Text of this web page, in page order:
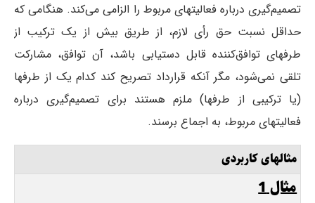
تصمیم‌گیری درباره فعالیتهای مربوط را الزامی می‌کند. هنگامی که
حداقل نسبت حق رأی لازم، از طریق بیش از یک ترکیب از
طرفهای توافق‌کننده قابل دستیابی باشد، آن توافق، مشارکت
تلقی نمی‌شود، مگر آنکه قرارداد تصریح کند کدام یک از طرفها
(یا ترکیبی از طرفها) ملزم هستند برای تصمیم‌گیری درباره
فعالیتهای مربوط، به اجماع برسند.
مثالهای کاربردی
مثال 1